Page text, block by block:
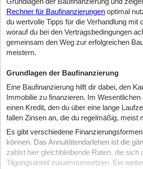
Rechner für Baufinanzierungen optimal
du wertvolle Tipps für die Verhandlung mit
worauf du bei den Vertragsbedingungen
gemeinsam den Weg zur erfolgreichen
meistern.
Grundlagen der Baufinanzierung
Eine Baufinanzierung hilft dir dabei, den
Immobilie zu finanzieren. Im
einen Kredit, den du über eine lange
fallen Zinsen an, die du regelmäßig, meist
Es gibt verschiedene
können. Das Annuitätendarlehen ist die
zahlst hier gleichbleibende Raten, die sich
Tilgungsanteil zusammensetzen. Ein